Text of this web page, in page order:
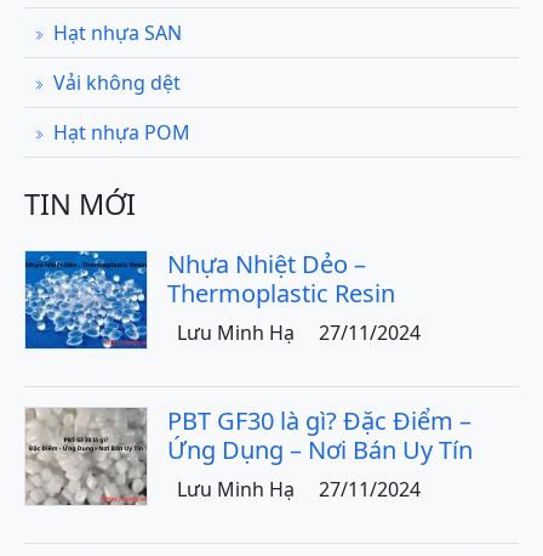
Hạt nhựa SAN
Vải không dệt
Hạt nhựa POM
TIN MỚI
Nhựa Nhiệt Dẻo –
Thermoplastic Resin
Lưu Minh Hạ 27/11/2024
PBT GF30 là gì? Đặc Điểm –
Ứng Dụng – Nơi Bán Uy Tín
Lưu Minh Hạ 27/11/2024